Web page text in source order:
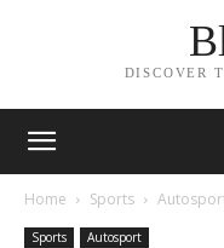
DISCOVER
Home Sports
Sports Autosport